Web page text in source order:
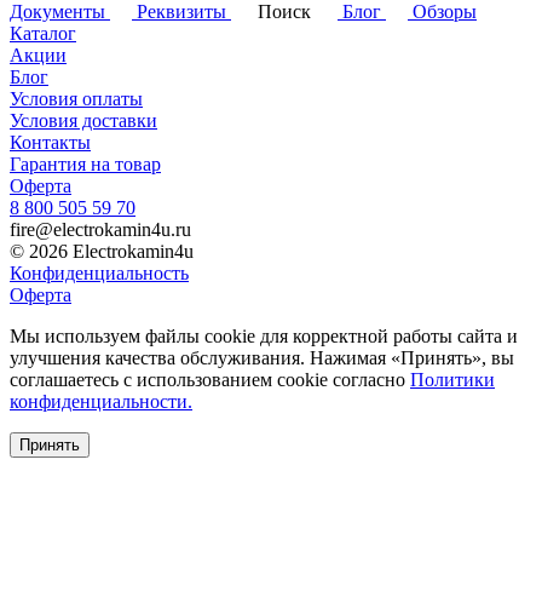
Документы
Реквизиты Поиск Блог
Обзоры
Каталог
Акции
Блог
Условия оплаты
Условия доставки
Контакты
Гарантия на товар
Оферта
8 800 505 59 70
fire@electrokamin4u.ru
© 2026 Electrokamin4u
Конфиденциальность
Оферта
Мы используем файлы cookie для корректной работы сайта и
улучшения качества обслуживания. Нажимая «Принять», вы
соглашаетесь с использованием cookie согласно Политики
конфиденциальности.
Принять